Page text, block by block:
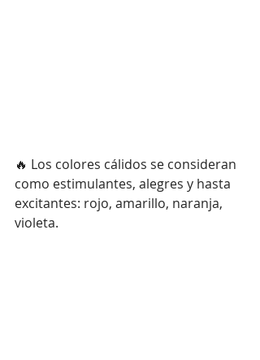
🔥 Los colores cálidos se consideran
como estimulantes, alegres y hasta
excitantes: rojo, amarillo, naranja,
violeta.⁠